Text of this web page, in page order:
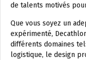
de talents motivés
Que vous soyez un
expérimenté,
différents domaines
logistique, le design